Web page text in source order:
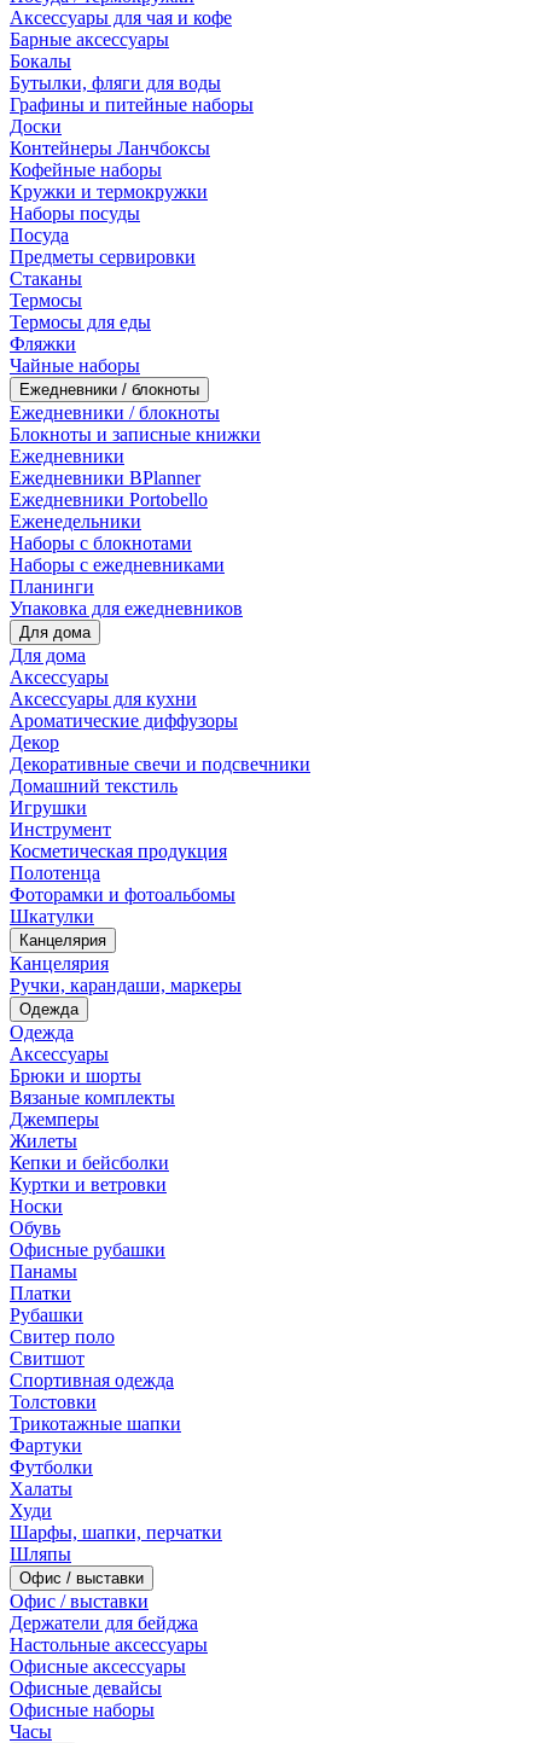
Аксессуары для чая и кофе
Барные аксессуары
Бокалы
Бутылки, фляги для воды
Графины и питейные наборы
Доски
Контейнеры Ланчбоксы
Кофейные наборы
Кружки и термокружки
Наборы посуды
Посуда
Предметы сервировки
Стаканы
Термосы
Термосы для еды
Фляжки
Чайные наборы
Ежедневники / блокноты
Ежедневники / блокноты
Блокноты и записные книжки
Ежедневники
Ежедневники BPlanner
Ежедневники Portobello
Еженедельники
Наборы с блокнотами
Наборы с ежедневниками
Планинги
Упаковка для ежедневников
Для дома
Для дома
Аксессуары
Аксессуары для кухни
Ароматические диффузоры
Декор
Декоративные свечи и подсвечники
Домашний текстиль
Игрушки
Инструмент
Косметическая продукция
Полотенца
Фоторамки и фотоальбомы
Шкатулки
Канцелярия
Канцелярия
Ручки, карандаши, маркеры
Одежда
Одежда
Аксессуары
Брюки и шорты
Вязаные комплекты
Джемперы
Жилеты
Кепки и бейсболки
Куртки и ветровки
Носки
Обувь
Офисные рубашки
Панамы
Платки
Рубашки
Свитер поло
Свитшот
Спортивная одежда
Толстовки
Трикотажные шапки
Фартуки
Футболки
Халаты
Худи
Шарфы, шапки, перчатки
Шляпы
Офис / выставки
Офис / выставки
Держатели для бейджа
Настольные аксессуары
Офисные аксессуары
Офисные девайсы
Офисные наборы
Часы